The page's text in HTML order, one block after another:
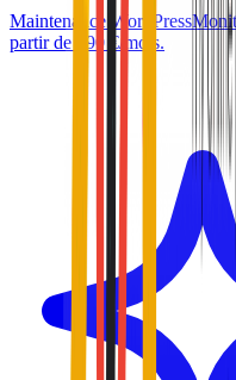
Maintenance WordPress
partir de 590 €/mois.